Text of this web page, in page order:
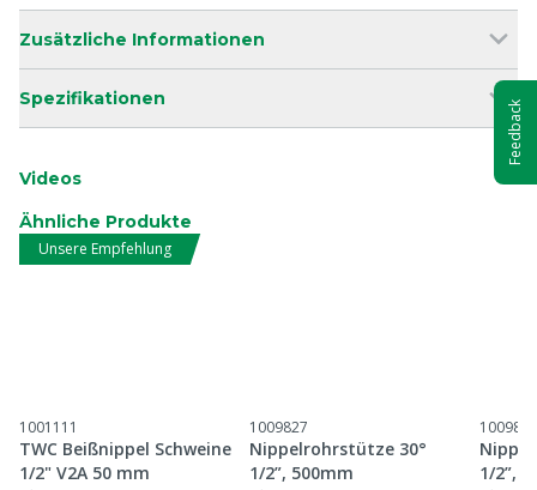
Zusätzliche Informationen
Spezifikationen
Videos
Ähnliche Produkte
Unsere Empfehlung
1001111
TWC Beißnippel Schweine
1/2" V2A 50 mm
1009827
Nippelrohrstütze 30°
1/2”, 500mm
1009828
1/2”,
Feedback